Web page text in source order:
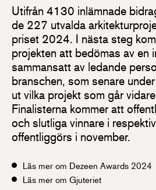
Utifrån 4130 inlämnade
de 227 utvalda
priset 2024. I nästa steg
projekten att bedömas av en
sammansatt av ledande
branschen, som senare
ut vilka projekt som går
Finalisterna kommer att
och slutliga vinnare i
offentliggörs i november.
Läs mer om Dezeen Awards 2024
Läs mer om Gjuteriet